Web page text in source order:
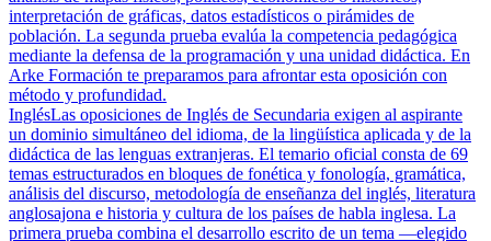
interpretación de gráficas, datos estadísticos o pirámides de
población. La segunda prueba evalúa la competencia pedagógica
mediante la defensa de la programación y una unidad didáctica. En
Arke Formación te preparamos para afrontar esta oposición con
método y profundidad.
InglésLas oposiciones de Inglés de Secundaria exigen al aspirante
un dominio simultáneo del idioma, de la lingüística aplicada y de la
didáctica de las lenguas extranjeras. El temario oficial consta de 69
temas estructurados en bloques de fonética y fonología, gramática,
análisis del discurso, metodología de enseñanza del inglés, literatura
anglosajona e historia y cultura de los países de habla inglesa. La
primera prueba combina el desarrollo escrito de un tema —elegido